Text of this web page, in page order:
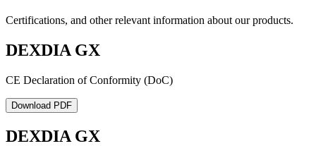
Certifications, and other relevant information about our products.
DEXDIA GX
CE Declaration of Conformity (DoC)
Download PDF
DEXDIA GX